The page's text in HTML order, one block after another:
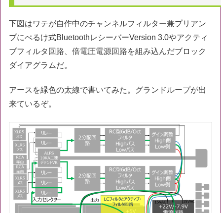
下図はワテが自作中のチャンネルフィルター兼プリアン
プにぺるけ式BluetoothレシーバーVersion 3.0やアクティ
ブフィルタ回路、倍電圧電源回路を組み込んだブロック
ダイアグラムだ。
アースを緑色の太線で書いてみた。グランドループが出
来ているぞ。